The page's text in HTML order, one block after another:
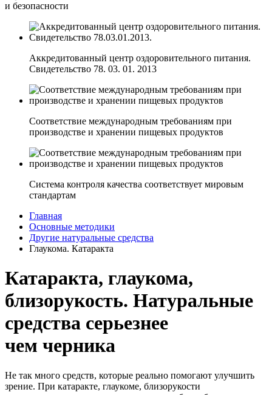
и безопасности
Аккредитованный центр оздоровительного питания.
Свидетельство 78. 03. 01. 2013
Соответствие международным требованиям при
производстве и хранении пищевых продуктов
Система контроля качества соответствует мировым
стандартам
Главная
Основные методики
Другие натуральные средства
Глаукома. Катаракта
Катаракта, глаукома,
близорукость. Натуральные
средства серьезнее
чем черника
Не так много средств, которые реально помогают улучшить
зрение. При катаракте, глаукоме, близорукости